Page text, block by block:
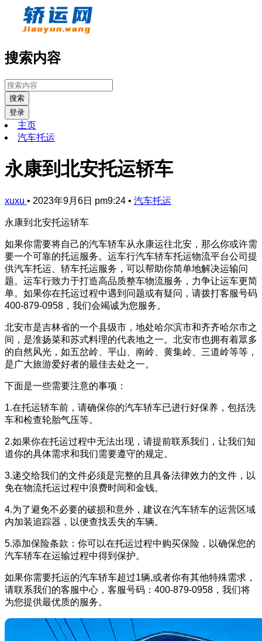
搜索内容
搜索
登录
主页
汽车托运
永康到北安托运轿车
xuxu • 2023年9月6日 pm9:24 • 汽车托运
永康到北安托运轿车
如果你需要将自己的汽车轿车从永康运往北安，那么你或许需
要一个可靠的托运服务。运车行汽车轿车托运物流平台公司提
供汽车托运、轿车托运服务，可以帮助你简单地解决运输问
题。运车行致力于打造高品质整车物流服务，力争让运车更简
单。如果你在托运过程中遇到问题或有疑问，请拨打客服号码
400-879-0958，我们会竭诚为您服务。
北安市是吉林省的一个县级市，地处哈尔滨市和齐齐哈尔市之
间，是淮扬菜和苏式料理的代表地之一。北安市也拥有着眾多
的自然风光，如五岔岭、平山、南岭、黄集岭、三道岭等等，
是广大旅游爱好者的最佳去处之一。
下面是一些需要注意的事项：
1.在托运轿车前，请确保你的汽车轿车已进行好保养，包括洗
车和检查轮胎气压等。
2.如果你在托运过程中无法出现，请提前联系我们，让我们知
道你的具体需求和我们需要遵守的规定。
3.递交给我们的文件必须是完整的且具备法律效力的文件，以
免在物流托运过程中浪费时间和金钱。
4.为了避免不必要的破损和意外，建议在汽车轿车的运营区域
内加装追踪器，以便查找丢失的车辆。
5.添加保险条款：你可以在托运过程中购买保险，以确保您的
汽车轿车在运输过程中得到保护。
如果你需要托运的汽车轿车超过1辆,或者你有其他特殊需求，
请联系我们的客服中心，客服号码：400-879-0958，我们将
为您提供最优质的服务。